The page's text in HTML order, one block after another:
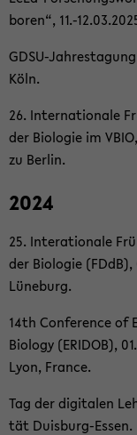
bo­ren“, 11.-
GDSU-​
Köln.
26. In­ter­na­tio­na­le
der Bio­lo­gie im
zu Ber­lin.
2024
25. In­te­ra­tio­na­le
der Bio­lo­gie
Lü­ne­burg.
14th Con­fe­rence of
Bio­lo­gy (ER­ID­OB),
Lyon, Fran­ce.
Tag der di­gi­ta­len
tät Duisburg-​Essen.